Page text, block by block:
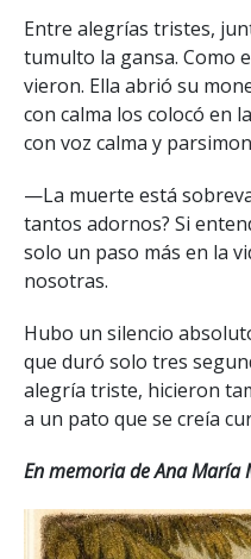
Entre alegrías tristes,
tumulto la gansa. Como
vieron. Ella abrió su
con calma los colocó en
con voz calma y
—La muerte está
tantos adornos? Si
solo un paso más en la
nosotras.
Hubo un silencio
que duró solo tres
alegría triste, hicieron
a un pato que se creía
En memoria de Ana María